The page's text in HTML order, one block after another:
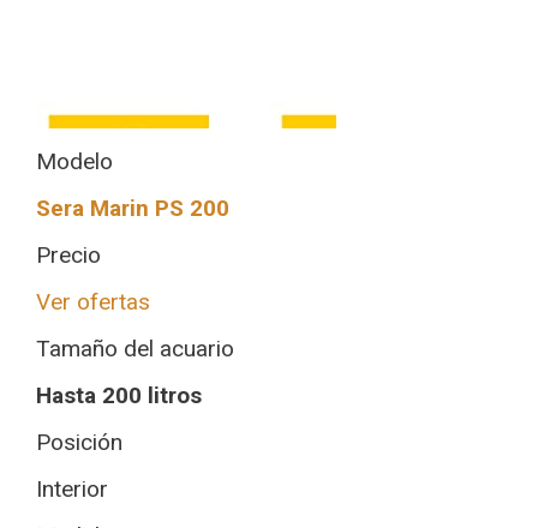
Modelo
Sera Marin PS 200
Precio
Ver ofertas
Tamaño del acuario
Hasta 200 litros
Posición
Interior